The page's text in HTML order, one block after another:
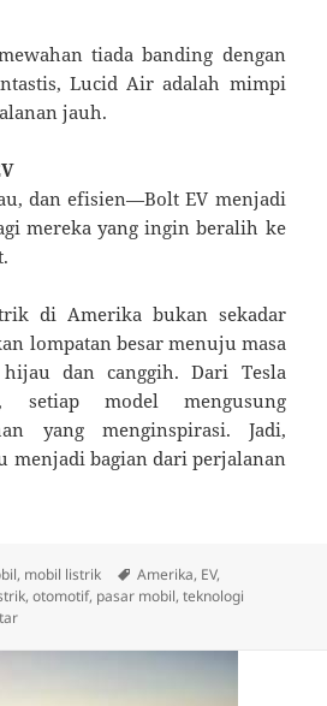
tiada banding dengan
Lucid Air adalah mimpi
jauh.
dan efisien—Bolt EV menjadi
mereka yang ingin beralih ke
di Amerika bukan sekadar
lompatan besar menuju masa
dan canggih. Dari Tesla
setiap model mengusung
yang menginspirasi. Jadi,
menjadi bagian dari perjalanan
, mobil listrik Tag
Amerika, EV,
,otomotif, pasar mobil,teknologi
untuk Revolusi Mobil Listrik di Amerika: 5